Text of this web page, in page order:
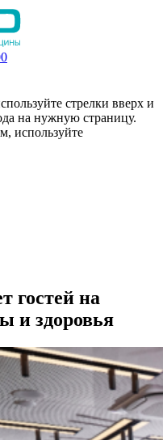
стрелки вверх и
на нужную страницу.
используйте
гостей на
и здоровья